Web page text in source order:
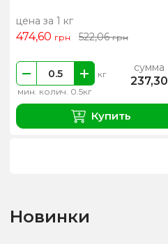
цена за 1 кг
474,60 грн 522,06грн
мин. колич. 0.5кг
кг сумма
237,30
Купить
Новинки